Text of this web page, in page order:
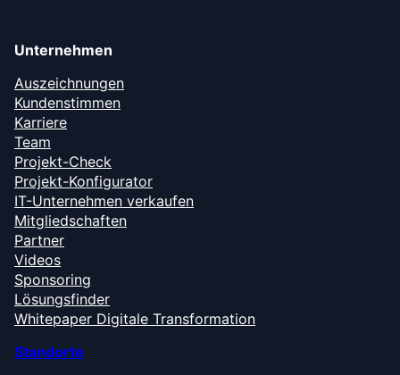
Unternehmen
Auszeichnungen
Kundenstimmen
Karriere
Team
Projekt-Check
Projekt-Konfigurator
IT-Unternehmen verkaufen
Mitgliedschaften
Partner
Videos
Sponsoring
Lösungsfinder
Whitepaper Digitale Transformation
Standorte